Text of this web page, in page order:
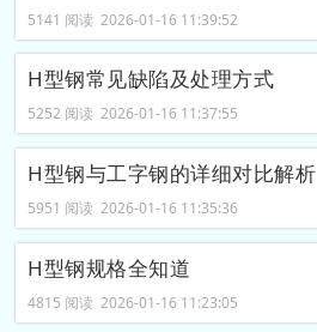
5141 阅读 2026-01-16 11:39:52
H型钢常见缺陷及处理方式
5252 阅读 2026-01-16 11:37:55
H型钢与工字钢的详细对比解析
5951 阅读 2026-01-16 11:35:36
H型钢规格全知道
4815 阅读 2026-01-16 11:23:05